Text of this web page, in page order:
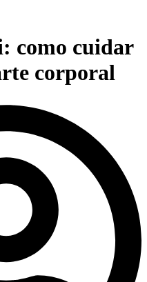
como cuidar
corporal